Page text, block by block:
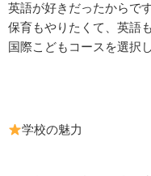
英語が好きだったからです
保育もやりたくて、英語
国際こどもコースを選択
学校の魅力